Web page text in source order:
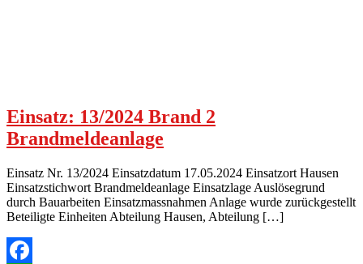
Einsatz: 13/2024 Brand 2
Brandmeldeanlage
Einsatz Nr. 13/2024 Einsatzdatum 17.05.2024 Einsatzort Hausen
Einsatzstichwort Brandmeldeanlage Einsatzlage Auslösegrund
durch Bauarbeiten Einsatzmassnahmen Anlage wurde zurückgestellt
Beteiligte Einheiten Abteilung Hausen, Abteilung […]